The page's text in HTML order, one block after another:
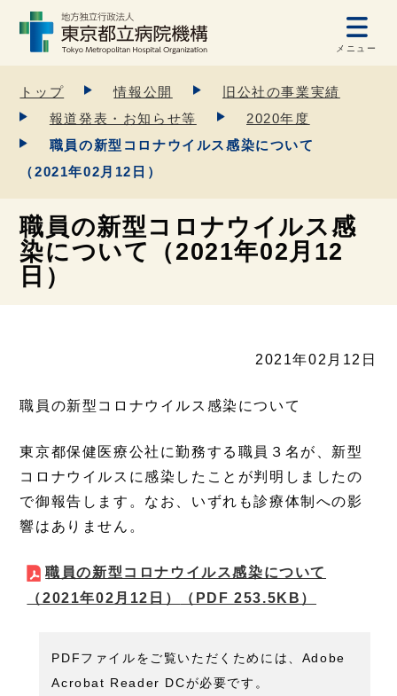
メニュー
トップ 情報公開
旧公社の事業実績
報道発表・お知らせ等
2020年度
職員の新型コロナウイルス感染について
（2021年02月12日）
職員の新型コロナウイルス感
染について（2021年02月12
日）
2021年02月12日
職員の新型コロナウイルス感染について
東京都保健医療公社に勤務する職員３名が、新型
コロナウイルスに感染したことが判明しましたの
で御報告します。なお、いずれも診療体制への影
響はありません。
職員の新型コロナウイルス感染について
（2021年02月12日）
（PDF 253.5KB）
PDFファイルをご覧いただくためには、Adobe
Acrobat Reader DCが必要です。